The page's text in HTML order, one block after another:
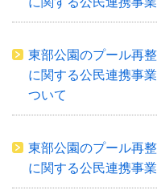
東部公園のプール再
に関する公民連携事
ついて
東部公園のプール再
に関する公民連携事